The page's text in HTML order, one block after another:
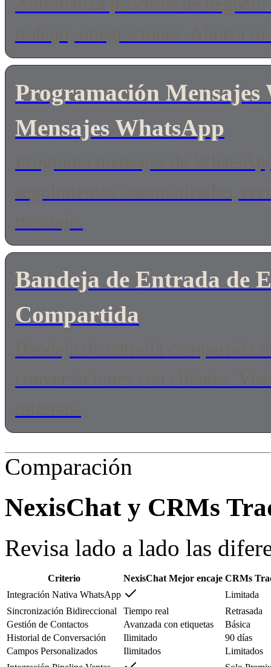
Programación
Mensajes WhatsApp
Bandeja de Entrada de
Compartida
Comparación
NexisChat y CRMs
Revisa lado a lado las
Criterio NexisChat Mejor encaje CRMs
Integración Nativa WhatsApp
Limitada
Sincronización Bidireccional
Tiempo real
Retrasada
Gestión de Contactos
Avanzada con etiquetas
Básica
Historial de Conversación
Ilimitado
90 días
Campos Personalizados
Ilimitados
Limitados